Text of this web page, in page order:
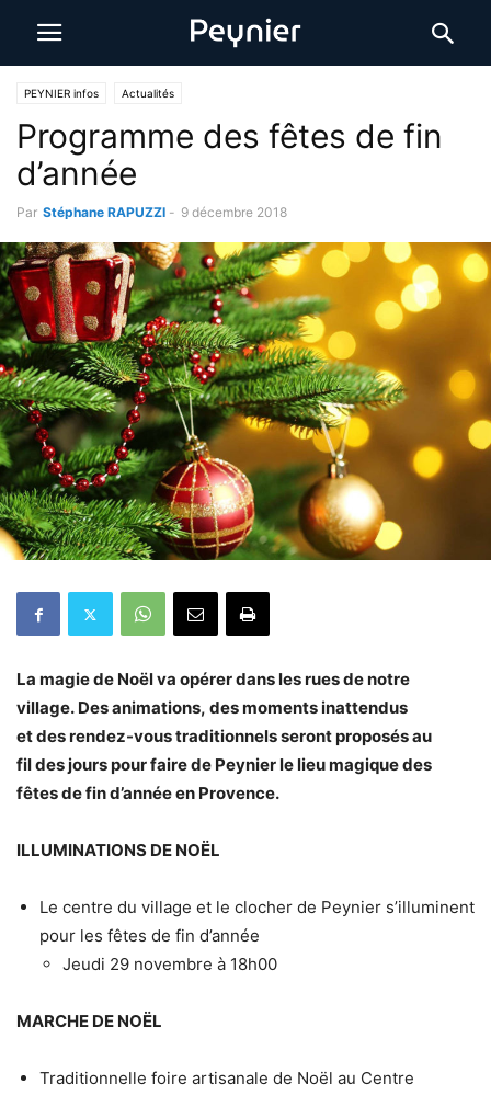
PEYNIER infos Actualités
Programme des fêtes de fin
d’année
Par Stéphane RAPUZZI - 9 décembre 2018
La magie de Noël va opérer dans les rues de notre
village. Des animations, des moments inattendus
et des rendez-vous traditionnels seront proposés au
fil des jours pour faire de Peynier le lieu magique des
fêtes de fin d’année en Provence.
ILLUMINATIONS DE NOËL
Le centre du village et le clocher de Peynier s’illuminent
pour les fêtes de fin d’année
Jeudi 29 novembre à 18h00
MARCHE DE NOËL
Traditionnelle foire artisanale de Noël au Centre